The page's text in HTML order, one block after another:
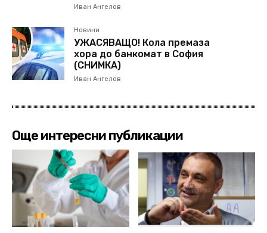
Иван Ангелов
Новини
УЖАСЯВАЩО! Кола премаза
хора до банкомат в София
(СНИМКА)
Иван Ангелов
Още интересни публикации